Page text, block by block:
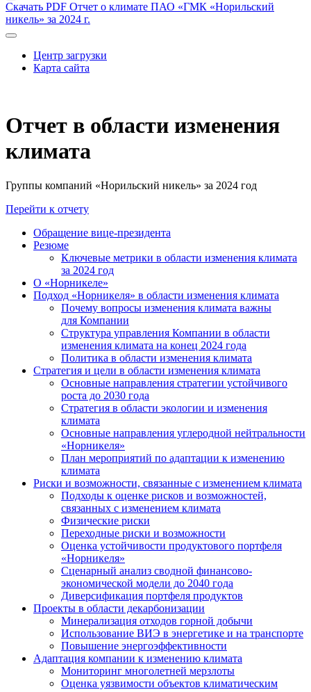
Скачать PDF Отчет о климате ПАО «ГМК «Норильский
никель» за 2024 г.
Центр загрузки
Карта сайта
Отчет в области изменения
климата
Группы компаний «Норильский никель» за 2024 год
Перейти к отчету
Обращение вице-президента
Резюме
Ключевые метрики в области изменения климата
за 2024 год
О «Норникеле»
Подход «Норникеля» в области изменения климата
Почему вопросы изменения климата важны
для Компании
Структура управления Компании в области
изменения климата на конец 2024 года
Политика в области изменения климата
Стратегия и цели в области изменения климата
Основные направления стратегии устойчивого
роста до 2030 года
Стратегия в области экологии и изменения
климата
Основные направления углеродной нейтральности
«Норникеля»
План мероприятий по адаптации к изменению
климата
Риски и возможности, связанные с изменением климата
Подходы к оценке рисков и возможностей,
связанных с изменением климата
Физические риски
Переходные риски и возможности
Оценка устойчивости продуктового портфеля
«Норникеля»
Сценарный анализ сводной финансово-
экономической модели до 2040 года
Диверсификация портфеля продуктов
Проекты в области декарбонизации
Минерализация отходов горной добычи
Использование ВИЭ в энергетике и на транспорте
Повышение энергоэффективности
Адаптация компании к изменению климата
Мониторинг многолетней мерзлоты
Оценка уязвимости объектов климатическим